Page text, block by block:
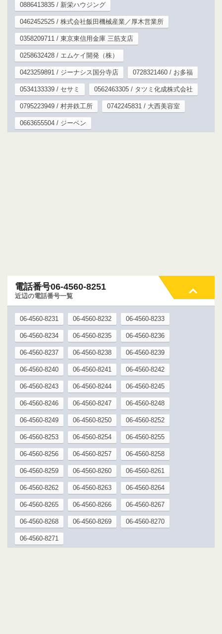
0886413835 / 新栄ハウジング
0462452525 / 株式会社飯田機械産業／厚木営業所
0358209711 / 東京東信用金庫 三筋支店
0258632428 / エムケイ開発（株）
0423259891 / ジーナシス国分寺店 0728321460 / お多福
0534133339 / セサミ 0562463305 / タツミ化成株式会社
0795223949 / 村井鉄工所 0742245831 / 大西美容室
0663655504 / ジーベン
電話番号06-4560-8251
近辺の電話番号一覧
06-4560-8231 06-4560-8232 06-4560-8233
06-4560-8234 06-4560-8235 06-4560-8236
06-4560-8237 06-4560-8238 06-4560-8239
06-4560-8240 06-4560-8241 06-4560-8242
06-4560-8243 06-4560-8244 06-4560-8245
06-4560-8246 06-4560-8247 06-4560-8248
06-4560-8249 06-4560-8250 06-4560-8252
06-4560-8253 06-4560-8254 06-4560-8255
06-4560-8256 06-4560-8257 06-4560-8258
06-4560-8259 06-4560-8260 06-4560-8261
06-4560-8262 06-4560-8263 06-4560-8264
06-4560-8265 06-4560-8266 06-4560-8267
06-4560-8268 06-4560-8269 06-4560-8270
06-4560-8271